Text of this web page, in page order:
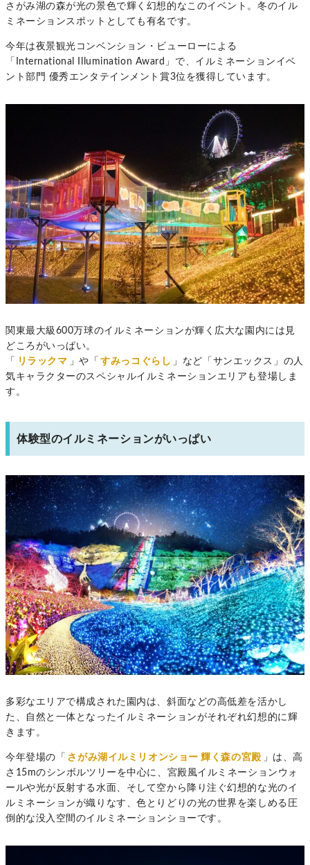
さがみ湖の森が光の景色で輝く幻想的なこのイベント。冬のイル
ミネーションスポットとしても有名です。
今年は夜景観光コンベンション・ビューローによる
「International Illumination Award」で、イルミネーションイベ
ント部門 優秀エンタテインメント賞3位を獲得しています。
関東最大級600万球のイルミネーションが輝く広大な園内には見
どころがいっぱい。
「
リラックマ 」や「 すみっコぐらし 」など「サンエックス」の人
気キャラクターのスペシャルイルミネーションエリアも登場しま
す。
体験型のイルミネーションがいっぱい
多彩なエリアで構成された園内は、斜面などの高低差を活かし
た、自然と一体となったイルミネーションがそれぞれ幻想的に輝
きます。
今年登場の「 さがみ湖イルミリオンショー 輝く森の宮殿 」は、高
さ15mのシンボルツリーを中心に、宮殿風イルミネーションウォ
ールや光が反射する水面、そして空から降り注ぐ幻想的な光のイ
ルミネーションが織りなす、色とりどりの光の世界を楽しめる圧
倒的な没入空間のイルミネーションショーです。